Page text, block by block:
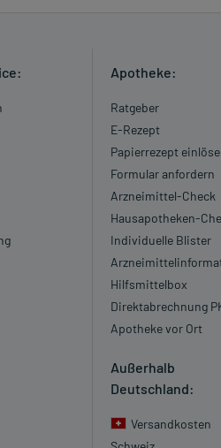
Apotheke:
Ratgeber
E-Rezept
Papierrezept
Formular anfordern
Arzneimittel-Check
Hausapotheken-
Individuelle Blister
Hilfsmittelbox
Direktabrechnung
Apotheke vor Ort
Außerhalb
Deutschland:
Versandkosten